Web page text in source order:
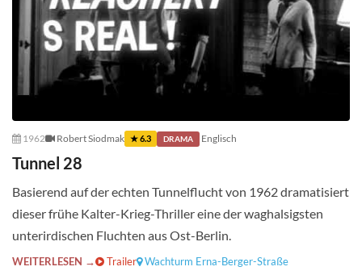
1962 Robert Siodmak ★ 6.3 DRAMA Englisch
Tunnel 28
Basierend auf der echten Tunnelflucht von 1962 dramatisiert
dieser frühe Kalter-Krieg-Thriller eine der waghalsigsten
unterirdischen Fluchten aus Ost-Berlin.
WEITERLESEN → Trailer Wachturm Erna-Berger-Straße